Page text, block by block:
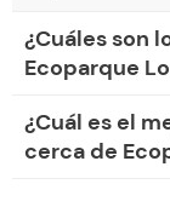
¿Cuáles son
Ecoparque
¿Cuál es el
cerca de